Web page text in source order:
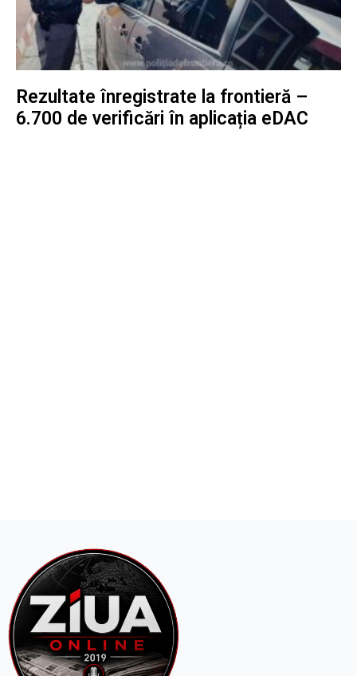
Rezultate înregistrate la frontieră –
6.700 de verificări în aplicația eDAC